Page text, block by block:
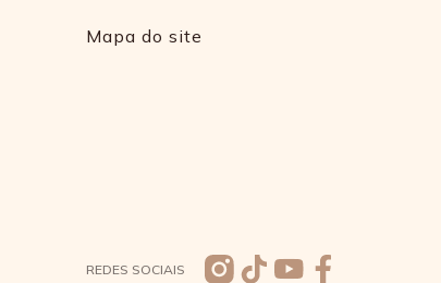
Mapa do site
REDES SOCIAIS